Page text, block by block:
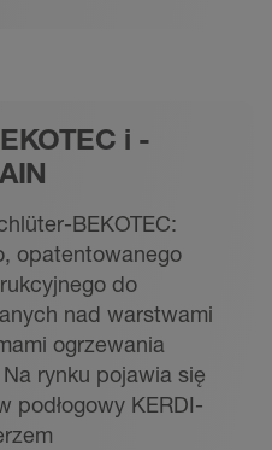
i -
BEKOTEC:
opatentowanego
do
nad warstwami
ogrzewania
rynku pojawia się
podłogowy KERDI-